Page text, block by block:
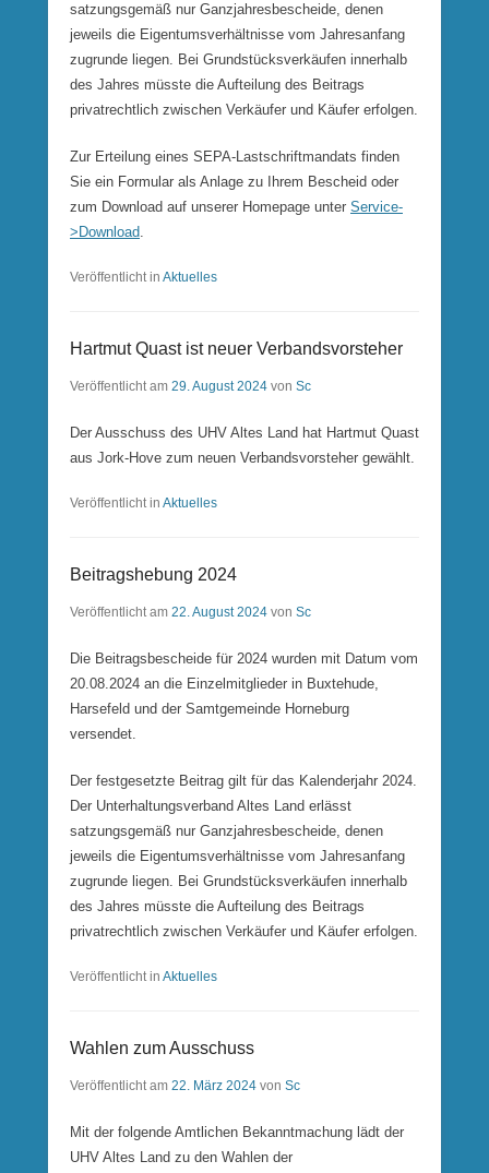
satzungsgemäß nur Ganzjahresbescheide, denen
jeweils die Eigentumsverhältnisse vom Jahresanfang
zugrunde liegen. Bei Grundstücksverkäufen innerhalb
des Jahres müsste die Aufteilung des Beitrags
privatrechtlich zwischen Verkäufer und Käufer erfolgen.
Zur Erteilung eines SEPA-Lastschriftmandats finden
Sie ein Formular als Anlage zu Ihrem Bescheid oder
zum Download auf unserer Homepage unter Service-
>Download.
Veröffentlicht in Aktuelles
Hartmut Quast ist neuer Verbandsvorsteher
Veröffentlicht am 29. August 2024 von Sc
Der Ausschuss des UHV Altes Land hat Hartmut Quast
aus Jork-Hove zum neuen Verbandsvorsteher gewählt.
Veröffentlicht in Aktuelles
Beitragshebung 2024
Veröffentlicht am 22. August 2024 von Sc
Die Beitragsbescheide für 2024 wurden mit Datum vom
20.08.2024 an die Einzelmitglieder in Buxtehude,
Harsefeld und der Samtgemeinde Horneburg
versendet.
Der festgesetzte Beitrag gilt für das Kalenderjahr 2024.
Der Unterhaltungsverband Altes Land erlässt
satzungsgemäß nur Ganzjahresbescheide, denen
jeweils die Eigentumsverhältnisse vom Jahresanfang
zugrunde liegen. Bei Grundstücksverkäufen innerhalb
des Jahres müsste die Aufteilung des Beitrags
privatrechtlich zwischen Verkäufer und Käufer erfolgen.
Veröffentlicht in Aktuelles
Wahlen zum Ausschuss
Veröffentlicht am 22. März 2024 von Sc
Mit der folgende Amtlichen Bekanntmachung lädt der
UHV Altes Land zu den Wahlen der